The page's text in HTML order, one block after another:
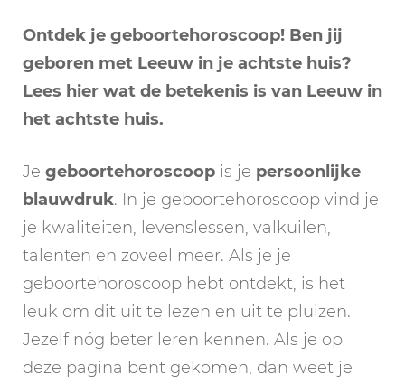
Ontdek je geboortehoroscoop! Ben jij
geboren met Leeuw in je achtste huis?
Lees hier wat de betekenis is van Leeuw in
het achtste huis.
Je geboortehoroscoop is je persoonlijke
blauwdruk. In je geboortehoroscoop vind je
je kwaliteiten, levenslessen, valkuilen,
talenten en zoveel meer. Als je je
geboortehoroscoop hebt ontdekt, is het
leuk om dit uit te lezen en uit te pluizen.
Jezelf nóg beter leren kennen. Als je op
deze pagina bent gekomen, dan weet je